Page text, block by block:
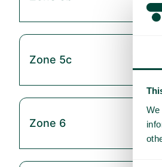
Zone 5c
Zone 6